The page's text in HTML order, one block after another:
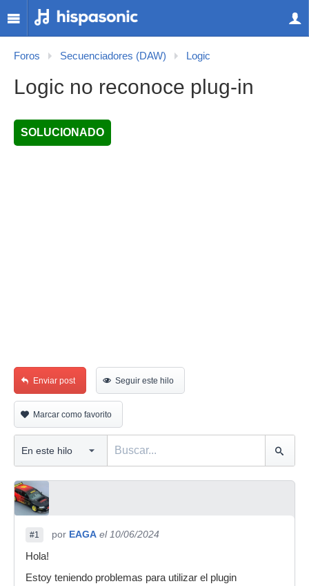
Foros Secuenciadores (DAW) Logic
Logic no reconoce plug-in
SOLUCIONADO
Enviar post Seguir este hilo
Marcar como favorito
#1 por EAGA el 10/06/2024
Hola!
Estoy teniendo problemas para utilizar el plugin